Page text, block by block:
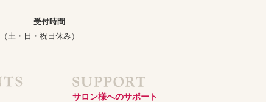
受付時間
土・日・祝日休み）
サロン様へのサポート